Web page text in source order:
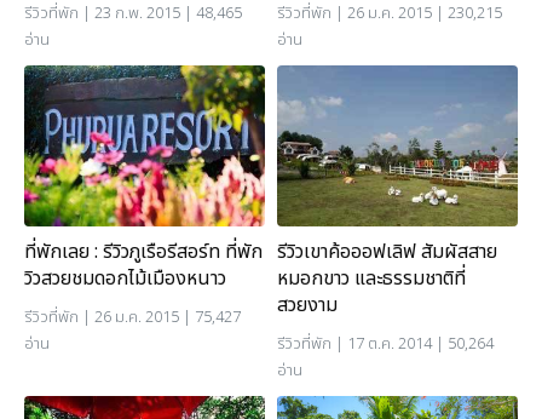
รีวิวที่พัก | 23 ก.พ. 2015 | 48,465
อ่าน
รีวิวที่พัก | 26 ม.ค. 2015 | 230,215
อ่าน
ที่พักเลย : รีวิวภูเรือรีสอร์ท ที่พัก
วิวสวยชมดอกไม้เมืองหนาว
รีวิวที่พัก | 26 ม.ค. 2015 | 75,427
อ่าน
รีวิวเขาค้อออฟเลิฟ สัมผัสสาย
หมอกขาว และธรรมชาติที่
สวยงาม
รีวิวที่พัก | 17 ต.ค. 2014 | 50,264
อ่าน